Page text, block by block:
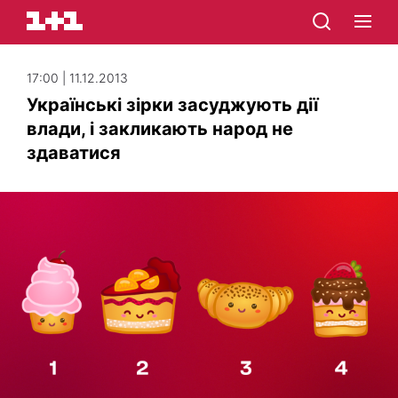
17:00 | 11.12.2013
Українські зірки засуджують дії
влади, і закликають народ не
здаватися